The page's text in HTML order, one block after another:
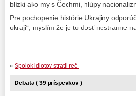
blízki ako my s Čechmi, hlúpy
Pre pochopenie histórie Ukrajiny
okraji“, myslím že je to dosť nestranne
« Spolok idiotov stratil reč
Debata ( 39 príspevkov )